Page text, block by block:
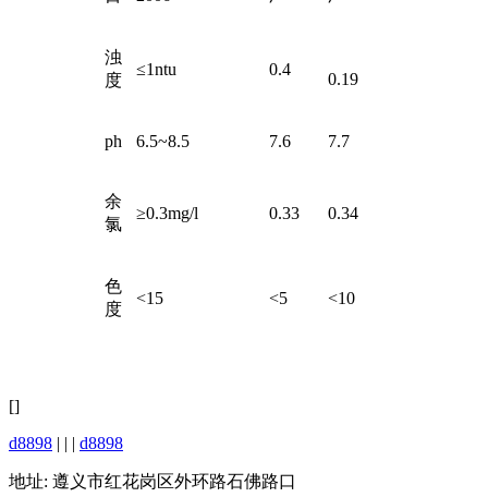
浊
度
≤1ntu 0.4
0.19
ph 6.5~8.5 7.6 7.7
余
氯
≥0.3mg/l 0.33 0.34
色
度
<15 <5 <10
[]
d8898 | | | d8898
地址: 遵义市红花岗区外环路石佛路口